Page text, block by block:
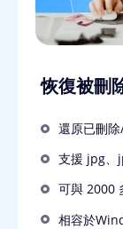
恢復被刪
還原已刪
支援 jpg、
可與 2000
相容於